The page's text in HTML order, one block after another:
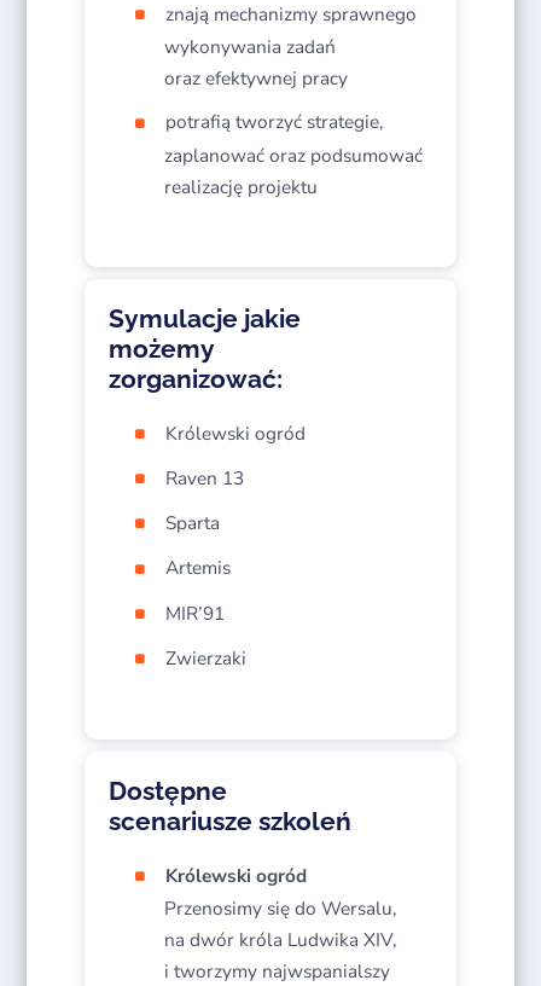
znają mechanizmy sprawnego
wykonywania zadań
oraz efektywnej pracy
potrafią tworzyć strategie,
zaplanować oraz podsumować
realizację projektu
Symulacje jakie
możemy
zorganizować:
Królewski ogród
Raven 13
Sparta
Artemis
MIR’91
Zwierzaki
Dostępne
scenariusze szkoleń
Królewski ogród
Przenosimy się do Wersalu,
na dwór króla Ludwika XIV,
i tworzymy najwspanialszy